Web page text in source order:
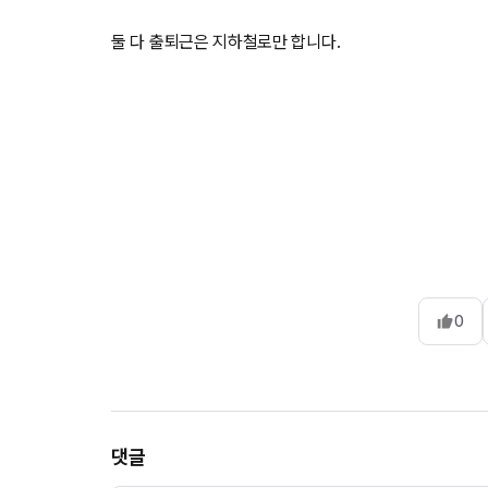
둘 다 출퇴근은 지하철로만 합니다.
0
댓글